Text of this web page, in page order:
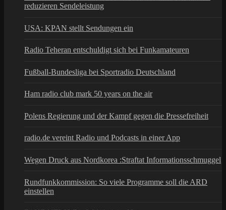
reduzieren Sendeleistung
USA: KPAN stellt Sendungen ein
Radio Teheran entschuldigt sich bei Funkamateuren
Fußball-Bundesliga bei Sportradio Deutschland
Ham radio club mark 50 years on the air
Polens Regierung und der Kampf gegen die Pressefreiheit
radio.de vereint Radio und Podcasts in einer App
Wegen Druck aus Nordkorea :Straftat Informationsschmuggel
Rundfunkkommission: So viele Programme soll die ARD
einstellen